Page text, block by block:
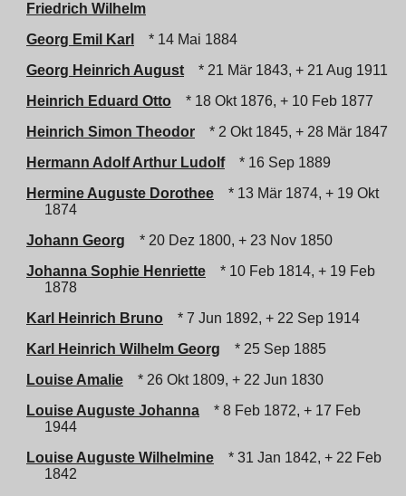
Friedrich Wilhelm
Georg Emil Karl
* 14 Mai 1884
Georg Heinrich August
* 21 Mär 1843, + 21 Aug 1911
Heinrich Eduard Otto
* 18 Okt 1876, + 10 Feb 1877
Heinrich Simon Theodor
* 2 Okt 1845, + 28 Mär 1847
Hermann Adolf Arthur Ludolf
* 16 Sep 1889
Hermine Auguste Dorothee
* 13 Mär 1874, + 19 Okt
1874
Johann Georg
* 20 Dez 1800, + 23 Nov 1850
Johanna Sophie Henriette
* 10 Feb 1814, + 19 Feb
1878
Karl Heinrich Bruno
* 7 Jun 1892, + 22 Sep 1914
Karl Heinrich Wilhelm Georg
* 25 Sep 1885
Louise Amalie
* 26 Okt 1809, + 22 Jun 1830
Louise Auguste Johanna
* 8 Feb 1872, + 17 Feb
1944
Louise Auguste Wilhelmine
* 31 Jan 1842, + 22 Feb
1842